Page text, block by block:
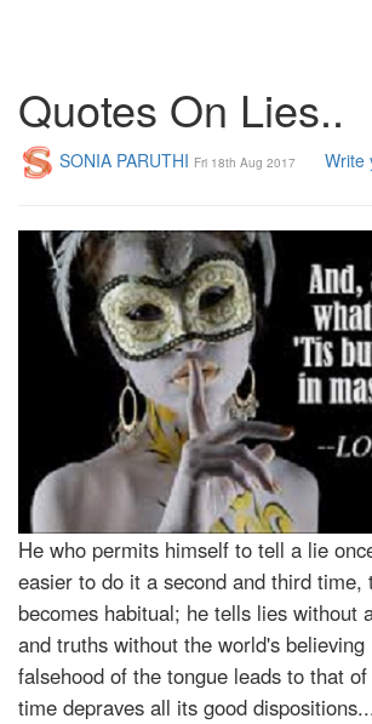
Quotes On Lies..
SONIA PARUTHI Fri 18th Aug 2017 Write
He who permits himself to tell a lie
easier to do it a second and third
becomes habitual; he tells lies without
and truths without the world's
falsehood of the tongue leads to that
time depraves all its good